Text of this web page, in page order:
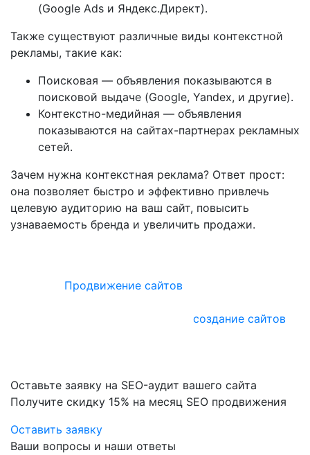
(Google Ads и Яндекс.Директ).
Также существуют различные виды контекстной
рекламы, такие как:
Поисковая — объявления показываются в
поисковой выдаче (Google, Yandex, и другие).
Контекстно-медийная — объявления
показываются на сайтах-партнерах рекламных
сетей.
Зачем нужна контекстная реклама? Ответ прост:
она позволяет быстро и эффективно привлечь
целевую аудиторию на ваш сайт, повысить
узнаваемость бренда и увеличить продажи.
Продвижение сайтов
создание сайтов
Оставьте заявку на SEO-аудит вашего сайта
Получите скидку 15% на месяц SEO продвижения
Оставить заявку
Ваши вопросы и наши ответы